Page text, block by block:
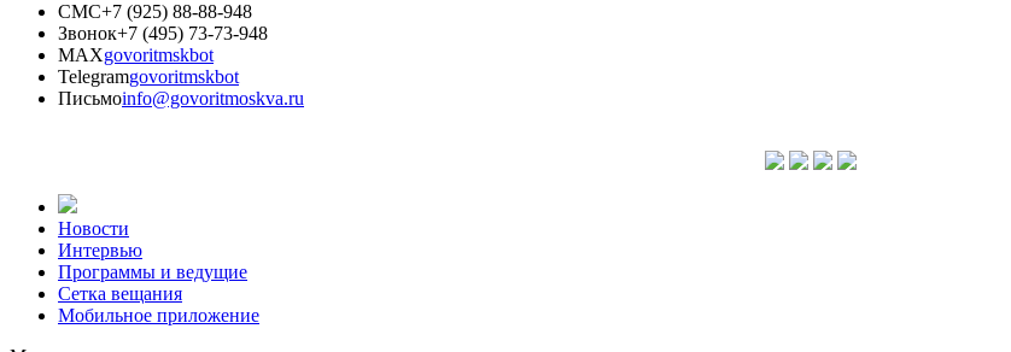
СМС+7 (925) 88-88-948
Звонок+7 (495) 73-73-948
MAXgovoritmskbot
Telegramgovoritmskbot
Письмоinfo@govoritmoskva.ru
Новости
Интервью
Программы и ведущие
Сетка вещания
Мобильное приложение